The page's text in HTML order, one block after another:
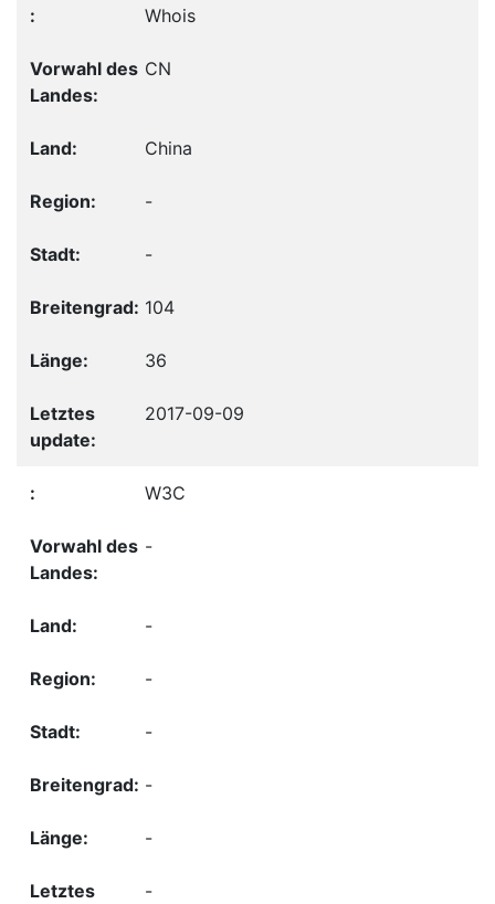
Whois
CN
China
-
-
104
36
2017-09-09
W3C
-
-
-
-
-
-
-